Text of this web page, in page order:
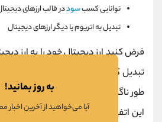
توانایی کسبسوددر قالب ارزهای
تبدیل به اتریوم یا دیگر ارزهای دیجیتال
فرض کنید ارز دیجیتال خود را به ارز
تبدیل کرده و منتظر نوسانات بازار
طور ناگهانی کاهش یابد، قطعاضرر
این اتفاق باید در مواقع بحران ارزهای
به روز بمانید!
آیا می‌خواهید از آخرین اخبار